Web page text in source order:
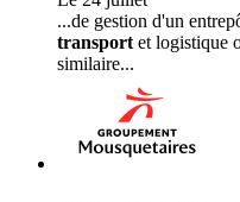
...de gestion d'un
transport et logistique
similaire...